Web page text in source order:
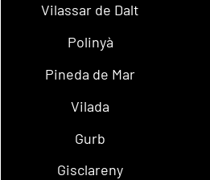
Vilassar de Dalt
Polinyà
Pineda de Mar
Vilada
Gurb
Gisclareny